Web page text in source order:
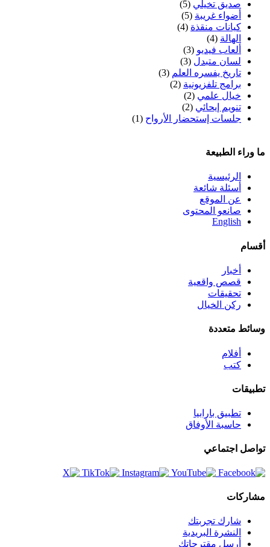
صديق تخيلي (5)
أضواء غريبة (5)
كيانات منقذة (4)
الهالة (4)
ألعاب فيديو (3)
لسان متبدل (3)
تاريخ يفسره العلم (3)
برامج تلفزيونية (2)
خيال علمي (2)
تنويم إيحائي (2)
جلسات إستحضار الأرواح (1)
ما وراء الطبيعة
الرئيسية
أسئلة شائعة
عن الموقع
صانعو المحتوى
English
أقسام
أخبار
قصص واقعية
تحقيقات
ركن الخيال
وسائط متعددة
أفلام
كتب
تطبيقات
تطبيق بارابيا
حاسبة الأوفاق
تواصل اجتماعي
مشاركات
شارك تجربتك
النشرة البريدية
أرسل مقترحاتك